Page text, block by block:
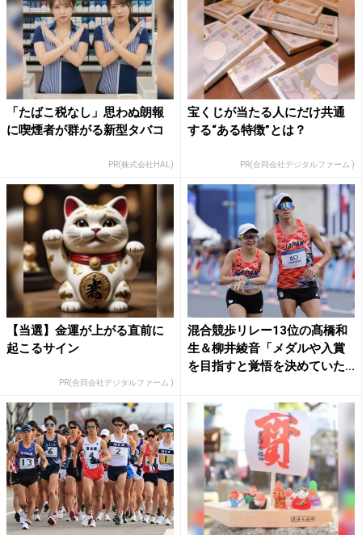
「たばこ税なし」思わぬ朗報
に喫煙者が群がる新型タバコ
PR(株式会社HAL)
宝くじが当たる人にだけ共通
する“ある特徴”とは？
PR(合同会社デジタルファーム )
【当選】金運が上がる直前に
起こるサイン
PR(合同会社デジタルファーム )
混合競歩リレー13位の髙橋和
生＆柳井綾音「メダルや入賞
を目指すと覚悟を決めていた...